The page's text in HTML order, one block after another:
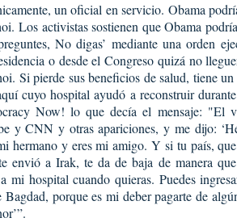
un oficial en servicio. Obama
Los activistas sostienen que Obama
No digas’ mediante una orden
o desde el Congreso quizá no
Si pierde sus beneficios de salud, tiene
cuyo hospital ayudó a reconstruir
Now! lo que decía el mensaje: "El
y CNN y otras apariciones, y me dijo:
hermano y eres mi amigo. Y si tu país,
envió a Irak, te da de baja de manera
mi hospital cuando quieras. Puedes
porque es mi deber pagarte de